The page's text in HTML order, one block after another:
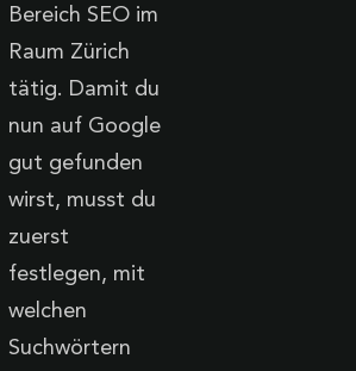
Bereich SEO im
Raum Zürich
tätig. Damit du
nun auf Google
gut gefunden
wirst, musst du
zuerst
festlegen, mit
welchen
Suchwörtern